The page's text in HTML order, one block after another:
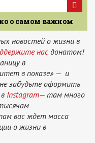
о самом важном
новостей о жизни в
насдонатом!
в
в показе» — и
забудьте оформить
Instagram— там много
вас ждет масса
о жизни в